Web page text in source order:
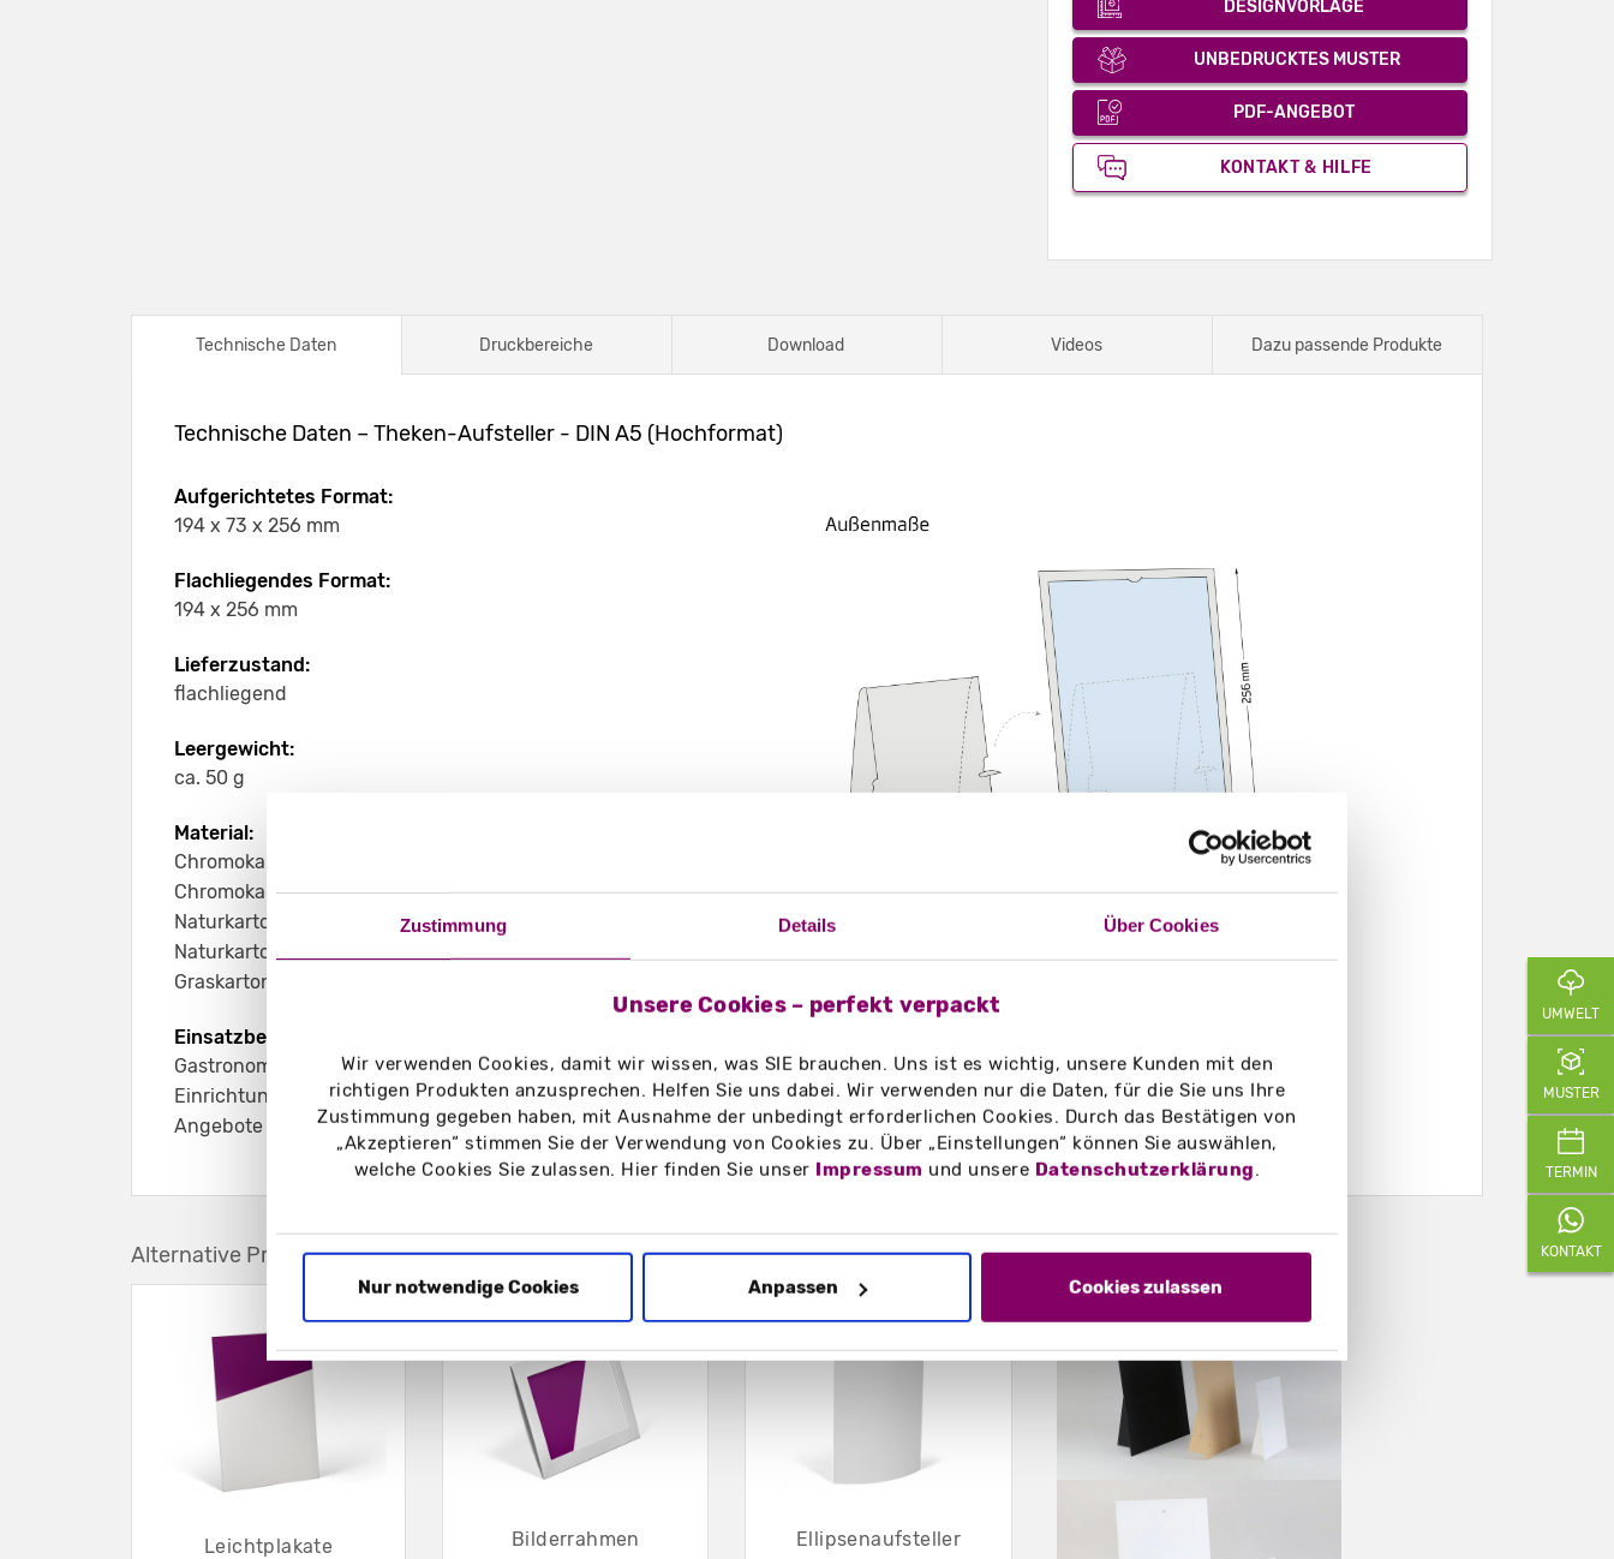
Zustimmung Details Über Cookies
Unsere Cookies – perfekt verpackt
Wir verwenden Cookies, damit wir wissen, was SIE brauchen. Uns ist es wichtig, unsere Kunden mit den
richtigen Produkten anzusprechen. Helfen Sie uns dabei. Wir verwenden nur die Daten, für die Sie uns Ihre
Zustimmung gegeben haben, mit Ausnahme der unbedingt erforderlichen Cookies. Durch das Bestätigen von
„Akzeptieren“ stimmen Sie der Verwendung von Cookies zu. Über „Einstellungen“ können Sie auswählen,
welche Cookies Sie zulassen. Hier finden Sie unser Impressum und unsere Datenschutzerklärung.
Nur notwendige Cookies Anpassen Cookies zulassen
DESIGNVORLAGE
UNBEDRUCKTES MUSTER
PDF-ANGEBOT
KONTAKT & HILFE
Technische Daten Druckbereiche Download Videos Dazu passende Produkte
Technische Daten – Theken-Aufsteller - DIN A5 (Hochformat)
Aufgerichtetes Format:
194 x 73 x 256 mm
Flachliegendes Format:
194 x 256 mm
Lieferzustand:
flachliegend
Leergewicht:
ca. 50 g
Material:
Chromokarton GC1 weiß 370 g/m²
Chromokarton GC1 weiß Naturseite 370 g/m²
Naturkarton braun 350 g/m²
Naturkarton schwarz 400 g/m²
Graskarton 400 g/m²
Einsatzbereich:
Gastronomie, Hotellerie, Theken, Rezeption, Bars, Öffentliche
Einrichtungen, für Menüs, Informationen zu Hygieneregeln, aktuelle
Angebote oder Discounts
Alternative Produkte
Leichtplakate Bilderrahmen Ellipsenaufsteller
Beispielfotos
UMWELT
MUSTER
TERMIN
KONTAKT